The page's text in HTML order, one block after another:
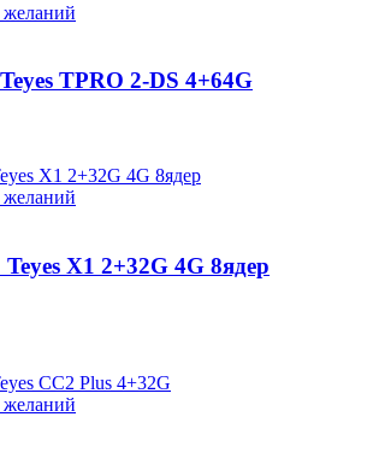
желаний
TPRO 2-DS 4+64G
желаний
X1 2+32G 4G 8ядер
желаний